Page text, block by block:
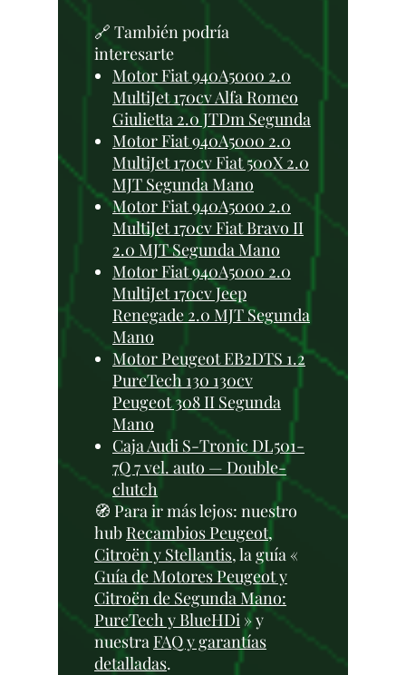
🔗 También podría
interesarte
Motor Fiat 940A5000 2.0
MultiJet 170cv Alfa Romeo
Giulietta 2.0 JTDm Segunda
Motor Fiat 940A5000 2.0
MultiJet 170cv Fiat 500X 2.0
MJT Segunda Mano
Motor Fiat 940A5000 2.0
MultiJet 170cv Fiat Bravo II
2.0 MJT Segunda Mano
Motor Fiat 940A5000 2.0
MultiJet 170cv Jeep
Renegade 2.0 MJT Segunda
Mano
Motor Peugeot EB2DTS 1.2
PureTech 130 130cv
Peugeot 308 II Segunda
Mano
Caja Audi S-Tronic DL501-
7Q 7 vel. auto — Double-
clutch
🧭 Para ir más lejos: nuestro
hub Recambios Peugeot,
Citroën y Stellantis, la guía «
Guía de Motores Peugeot y
Citroën de Segunda Mano:
PureTech y BlueHDi » y
nuestra FAQ y garantías
detalladas.